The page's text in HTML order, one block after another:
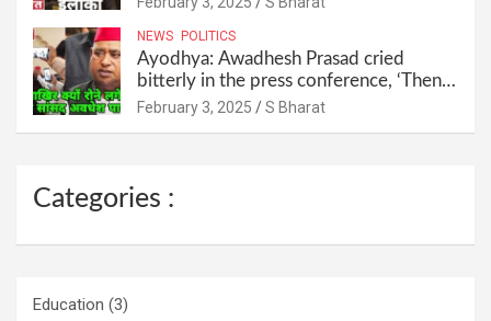
NEWS POLITICS
Ayodhya: Awadhesh Prasad cried
bitterly in the press conference, ‘Then I
will resign as MP’ @SBharat
February 3, 2025 S Bharat
Categories :
Education (3)